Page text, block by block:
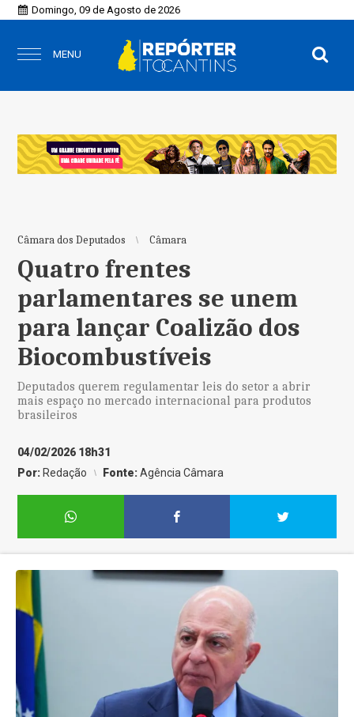
Domingo, 09 de Agosto de 2026
MENU
Câmara dos Deputados Câmara
Quatro frentes
parlamentares se unem
para lançar Coalizão dos
Biocombustíveis
Deputados querem regulamentar leis do setor a abrir
mais espaço no mercado internacional para produtos
brasileiros
04/02/2026 18h31
Por: Redação Fonte:Agência Câmara